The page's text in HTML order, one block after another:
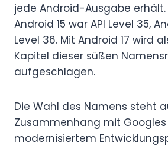
jede Android-Ausgabe
Android 15 war API Level 35,
Level 36. Mit Android 17 wird
Kapitel dieser süßen
aufgeschlagen.
Die Wahl des Namens steht
Zusammenhang mit Googles
modernisiertem